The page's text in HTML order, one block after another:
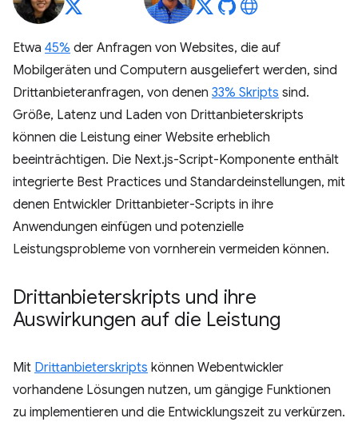
Etwa 45% der Anfragen von Websites, die auf
Mobilgeräten und Computern ausgeliefert werden, sind
Drittanbieteranfragen, von denen 33% Skripts sind.
Größe, Latenz und Laden von Drittanbieterskripts
können die Leistung einer Website erheblich
beeinträchtigen. Die Next.js-Script-Komponente enthält
integrierte Best Practices und Standardeinstellungen, mit
denen Entwickler Drittanbieter-Scripts in ihre
Anwendungen einfügen und potenzielle
Leistungsprobleme von vornherein vermeiden können.
Drittanbieterskripts und ihre
Auswirkungen auf die Leistung
Mit Drittanbieterskripts können Webentwickler
vorhandene Lösungen nutzen, um gängige Funktionen
zu implementieren und die Entwicklungszeit zu verkürzen.